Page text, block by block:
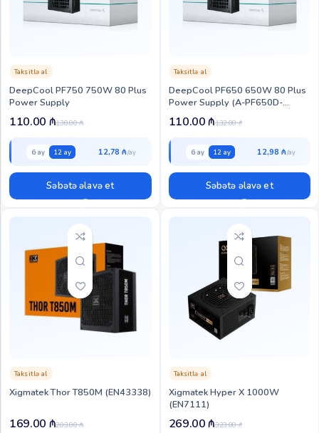
DeepCool PF750 750W 80 Plus
Power Supply
Taksitlə al
130.00₼
110.00 ₼
6 ay 12 ay 12,78 ₼
Səbətə əlavə et
DeepCool PF650 650W 80 Plus
Power Supply (A-PF650D-
HA0B-EU)
Taksitlə al
132.00₼
110.00₼
6 ay 12 ay 12,98 ₼
Səbətə əlavə et
Xigmatek Thor T850M (EN43338)
Taksitlə al
203.00₼
169.00 ₼
Xigmatek Hyper X 1000W
(EN7111)
Taksitlə al
323.00₼
269.00₼